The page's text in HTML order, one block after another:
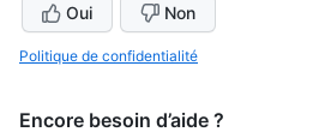
Oui Non
Politique de confidentialité
Encore besoin d’aide ?